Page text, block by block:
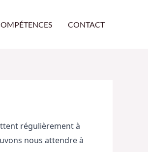
CONTACT
régulièrement à
nous attendre à